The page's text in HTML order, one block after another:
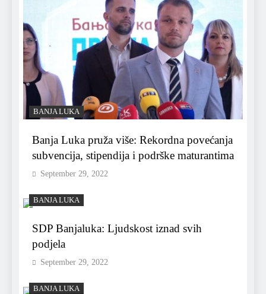
BANJA LUKA
Banja Luka pruža više: Rekordna povećanja
subvencija, stipendija i podrške maturantima
September 29, 2022
BANJA LUKA
SDP Banjaluka: Ljudskost iznad svih
podjela
September 29, 2022
BANJA LUKA